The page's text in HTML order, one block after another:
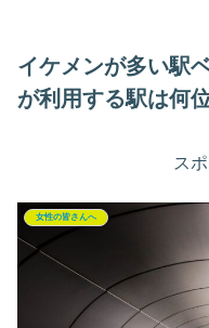
イケメンが多い駅
が利用する駅は何
ス
女性の皆さんへ